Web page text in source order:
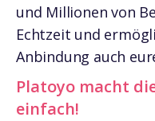
und Millionen von
Echtzeit und
Anbindung auch
Platoyo macht
einfach!